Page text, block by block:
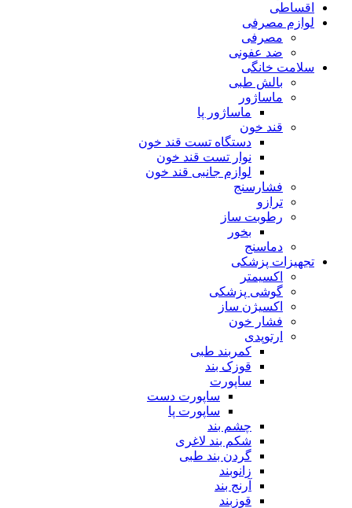
اقساطی
لوازم مصرفی
مصرفی
ضد عفونی
سلامت خانگی
بالش طبی
ماساژور
ماساژور پا
قند خون
دستگاه تست قند خون
نوار تست قند خون
لوازم جانبی قند خون
فشارسنج
ترازو
رطوبت ساز
بخور
دماسنج
تجهیزات پزشکی
اکسیمتر
گوشی پزشکی
اکسیژن ساز
فشار خون
ارتوپدی
کمربند طبی
قوزک بند
ساپورت
ساپورت دست
ساپورت پا
چشم بند
شکم بند لاغری
گردن بند طبی
زانوبند
آرنج بند
قوزبند